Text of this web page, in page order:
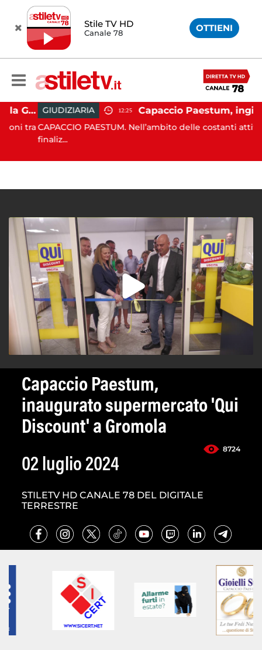
Stile TV HD
Canale 78 OTTIENI
Capaccio Paestum, istituita la Guardia Medica Turistica presso il Psaut di Piazza Santini
tra
GIUDIZIARIA 12:25
CAPACCIO PAESTUM. Nell’ambito delle costanti attività
finaliz...
Capaccio Paestum,
inaugurato supermercato 'Qui
Discount' a Gromola
8724
02 luglio 2024
STILETV HD CANALE 78 DEL DIGITALE
TERRESTRE